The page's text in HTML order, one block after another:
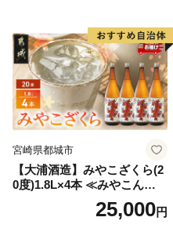
宮崎県都城市
【大浦酒造】みやこざくら(2
0度)1.8L×4本 ≪みやこんじょ
特急便≫_AD-077125,000円